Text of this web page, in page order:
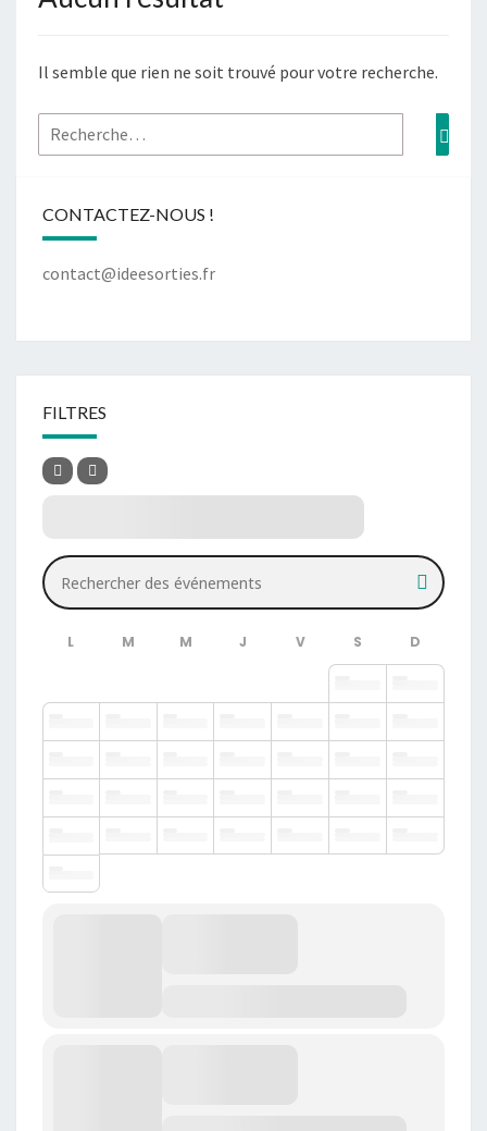
Il semble que rien ne soit trouvé pour votre recherche.
CONTACTEZ-NOUS !
contact@ideesorties.fr
FILTRES
Rechercher des événements